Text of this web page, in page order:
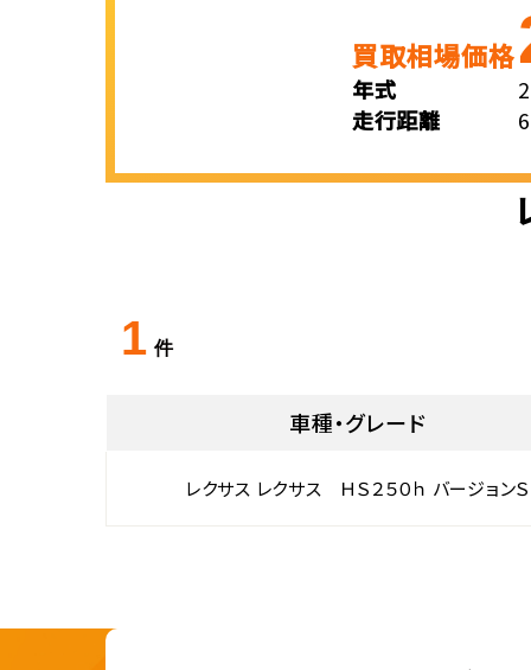
買取相場価格
年式
走行距離
1 件
車種・グレード
レクサス レクサス ＨＳ２５０ｈ バージョンＳ